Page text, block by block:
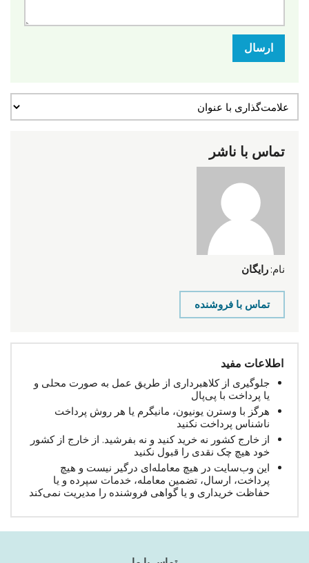
ارسال
تماس با ناشر
نام: رایگان
تماس با فروشنده
اطلاعات مفید
جلوگیری از کلاهبرداری از طریق عمل به صورت محلی و
یا پرداخت با پی‌پال
هرگز با وسترن یونیون، مانیگرم یا هر روش پرداخت
ناشناس پرداخت نکنید
از خارج کشور نه خرید کنید و نه بفرشید. از خارج از کشور
خود هیچ چک نقدی را قبول نکنید
این وب‌سایت در هیچ معامله‌ای درگیر نیست و هیچ
پرداخت، ارسال، تضمین معامله، خدمات سپرده و یا
حفاظت خریداری و یا گواهی فروشنده را مدیریت نمی‌کند